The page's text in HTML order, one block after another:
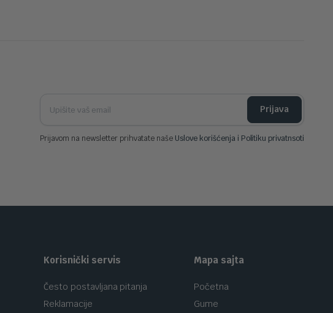
Prijava
Prijavom na newsletter prihvatate naše Uslove korišćenja i Politiku privatnsoti
Korisnički servis
Često postavljana pitanja
Reklamacije
Mapa sajta
Početna
Gume